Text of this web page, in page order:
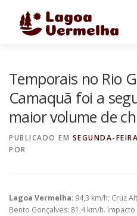
FALE CONOSCO
Temporais no Rio
Camaquã foi a
maior volume de
PUBLICADO EM SEGUNDA-
POR
Lagoa Vermelha: 94,3 km/h; Cruz
Bento Gonçalves: 81,4 km/h.